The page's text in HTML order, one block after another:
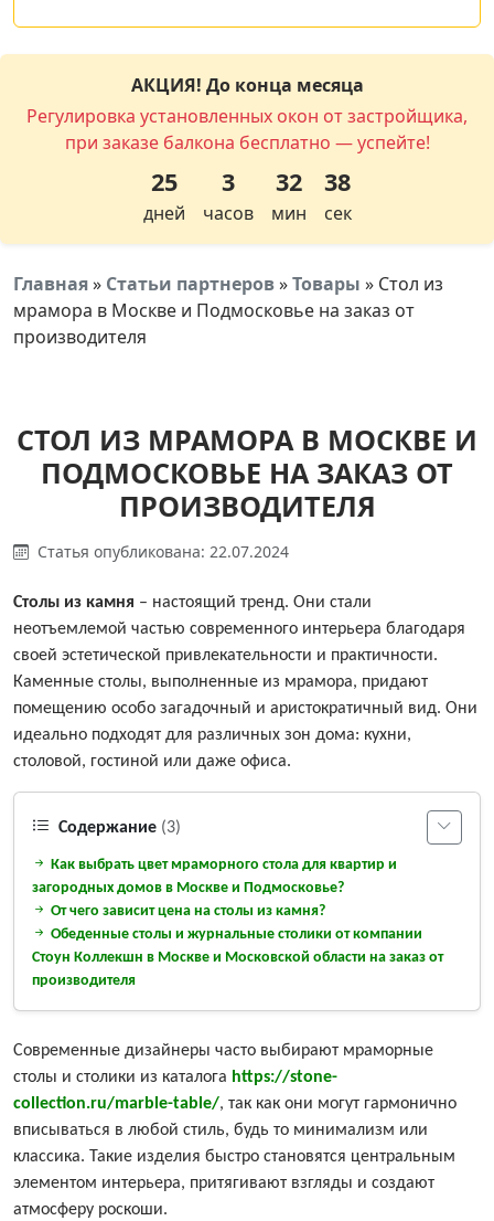
АКЦИЯ! До конца месяца
Регулировка установленных окон от застройщика,
при заказе балкона бесплатно — успейте!
25
дней
3
часов
32
мин
38
сек
Главная» Статьи партнеров»Товары » Стол из
мрамора в Москве и Подмосковье на заказ от
производителя
СТОЛ ИЗ МРАМОРА В МОСКВЕ И
ПОДМОСКОВЬЕ НА ЗАКАЗ ОТ
ПРОИЗВОДИТЕЛЯ
Статья опубликована: 22.07.2024
Столы из камня – настоящий тренд. Они стали
неотъемлемой частью современного интерьера благодаря
своей эстетической привлекательности и практичности.
Каменные столы, выполненные из мрамора, придают
помещению особо загадочный и аристократичный вид. Они
идеально подходят для различных зон дома: кухни,
столовой, гостиной или даже офиса.
Содержание (3)
Как выбрать цвет мраморного стола для квартир и
загородных домов в Москве и Подмосковье?
От чего зависит цена на столы из камня?
Обеденные столы и журнальные столики от компании
Стоун Коллекшн в Москве и Московской области на заказ от
производителя
Современные дизайнеры часто выбирают мраморные
столы и столики из каталога https://stone-
collection.ru/marble-table/, так как они могут гармонично
вписываться в любой стиль, будь то минимализм или
классика. Такие изделия быстро становятся центральным
элементом интерьера, притягивают взгляды и создают
атмосферу роскоши.